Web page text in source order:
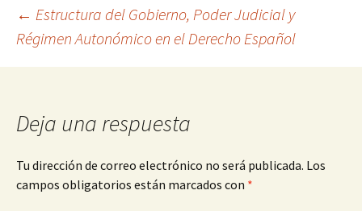
Navegación
de
entradas
← Estructura del Gobierno, Poder Judicial y
Régimen Autonómico en el Derecho Español
Deja una respuesta
Tu dirección de correo electrónico no será publicada. Los
campos obligatorios están marcados con *